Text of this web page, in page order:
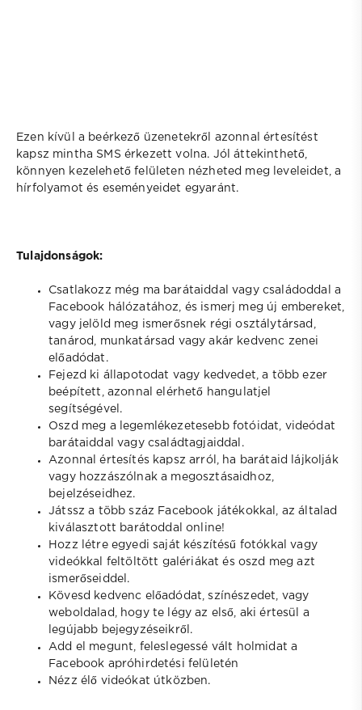
Ezen kívül a beérkező üzenetekről azonnal értesítést
kapsz mintha SMS érkezett volna. Jól áttekinthető,
könnyen kezelehető felületen nézheted meg leveleidet, a
hírfolyamot és eseményeidet egyaránt.
Tulajdonságok:
Csatlakozz még ma barátaiddal vagy családoddal a
Facebook hálózatához, és ismerj meg új embereket,
vagy jelöld meg ismerősnek régi osztálytársad,
tanárod, munkatársad vagy akár kedvenc zenei
előadódat.
Fejezd ki állapotodat vagy kedvedet, a több ezer
beépített, azonnal elérhető hangulatjel
segítségével.
Oszd meg a legemlékezetesebb fotóidat, videódat
barátaiddal vagy családtagjaiddal.
Azonnal értesítés kapsz arról, ha barátaid lájkolják
vagy hozzászólnak a megosztásaidhoz,
bejelzéseidhez.
Játssz a több száz Facebook játékokkal, az általad
kiválasztott barátoddal online!
Hozz létre egyedi saját készítésű fotókkal vagy
videókkal feltöltött galériákat és oszd meg azt
ismerőseiddel.
Kövesd kedvenc előadódat, színészedet, vagy
weboldalad, hogy te légy az első, aki értesül a
legújabb bejegyzéseikről.
Add el megunt, feleslegessé vált holmidat a
Facebook apróhirdetési felületén
Nézz élő videókat útközben.